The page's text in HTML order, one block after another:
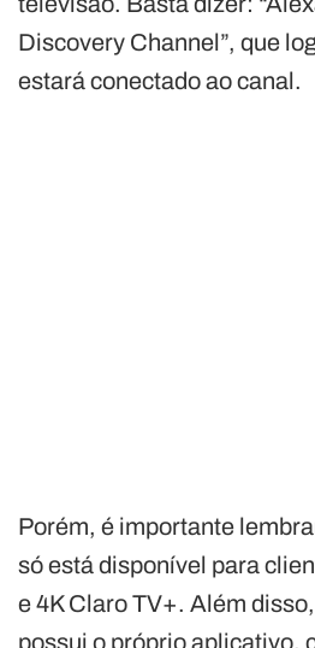
Discovery Channel”, que
estará conectado ao canal.
Porém, é importante
só está disponível para
e 4K Claro TV+. Além
possui o próprio aplicativo,